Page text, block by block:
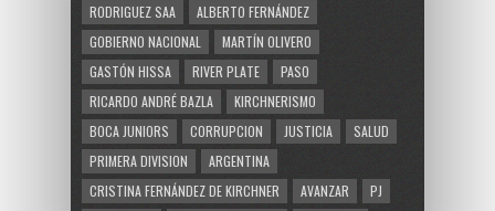
RODRIGUEZ SAA
ALBERTO FERNÁNDEZ
GOBIERNO NACIONAL
MARTÍN OLIVERO
GASTÓN HISSA
RIVER PLATE
PASO
RICARDO ANDRÉ BAZLA
KIRCHNERISMO
BOCA JUNIORS
CORRUPCION JUSTICIA
SALUD
PRIMERA DIVISION
ARGENTINA
CRISTINA FERNÁNDEZ DE KIRCHNER
AVANZAR
PJ